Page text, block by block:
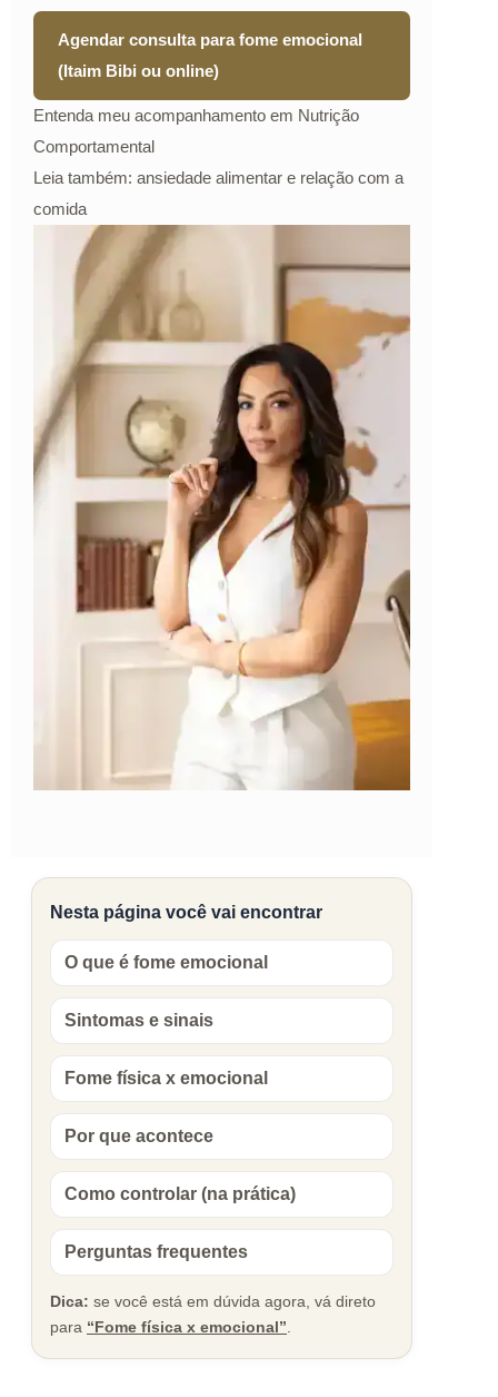
Agendar consulta para fome emocional
(Itaim Bibi ou online)
Entenda meu acompanhamento em Nutrição
Comportamental
Leia também: ansiedade alimentar e relação com a
comida
Nesta página você vai encontrar
O que é fome emocional
Sintomas e sinais
Fome física x emocional
Por que acontece
Como controlar (na prática)
Perguntas frequentes
Dica: se você está em dúvida agora, vá direto
para “Fome física x emocional”.